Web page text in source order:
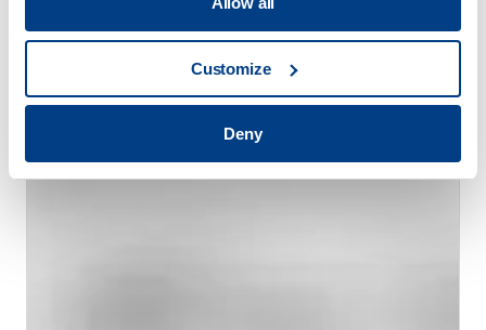
Customize
Deny
Satisfacer la demanda de implantes